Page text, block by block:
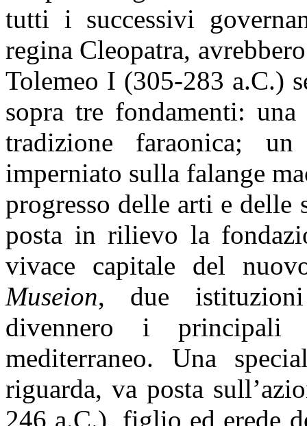
tutti i successivi
regina Cleopatra,
Tolemeo I (305-283 a.C.)
sopra tre fondamenti:
tradizione faraonica;
imperniato sulla falange
progresso delle arti e delle
posta in rilievo la
vivace capitale del
Museion, due
divennero i
mediterraneo. Una
riguarda, va posta
246 a.C.), figlio ed erede